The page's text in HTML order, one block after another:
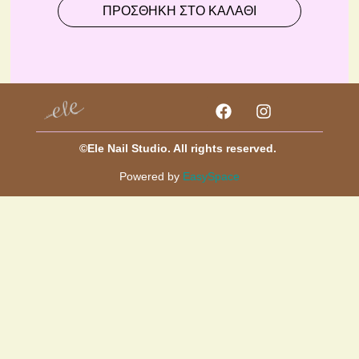
ΠΡΟΣΘΉΚΗ ΣΤΟ ΚΑΛΆΘΙ
©Ele Nail Studio. All rights reserved.
Powered by EasySpace